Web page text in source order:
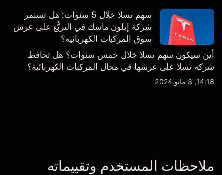
سهم تسلا خلال 5 سنوات: هل تستمر
شركة إيلون ماسك في التربُّع على عرش
سوق المركبات الكهربائية؟
أين سيكون سهم تسلا خلال خمس سنوات؟ هل تحافظ
شركة تسلا على عرشها في مجال المركبات الكهربائية؟
14:18, 8 مايو 2024
ملاحظات المستخدم وتقييماته